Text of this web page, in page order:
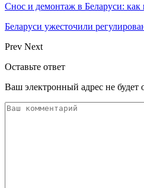
Снос и демонтаж в Беларуси: как
Беларуси ужесточили
Prev Next
Оставьте ответ
Ваш электронный адрес не будет